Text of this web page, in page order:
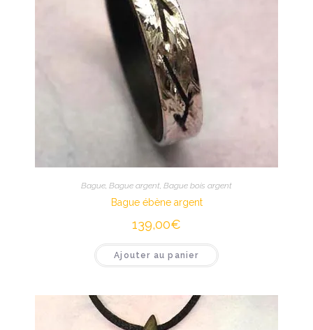
Bague, Bague argent, Bague bois argent
Bague ébène argent
139,00€
Ajouter au panier